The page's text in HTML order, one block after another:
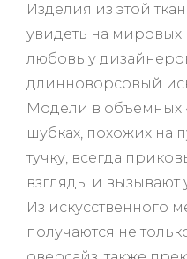
Изделия из этой
увидеть на
любовь у
длинноворсовый
Модели в объемных
шубках, похожих на
тучку, всегда
взгляды и вызывают
Из искусственного
получаются не